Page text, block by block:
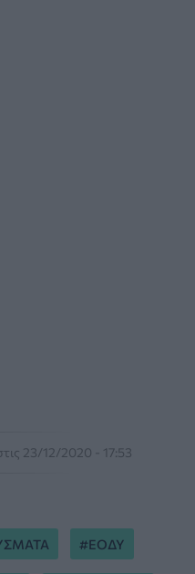
23/12/2020 - 17:53
ΕΟΔΥ